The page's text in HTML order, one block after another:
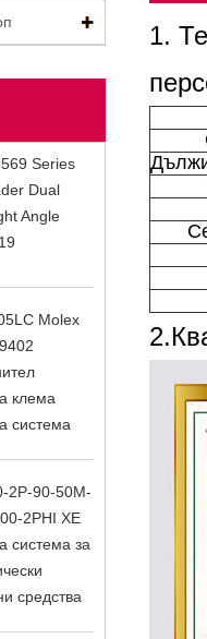
Series
Dual
Angle
Molex
клема
система
2P-90-50M-
2PHI XE
система за
средства
1.